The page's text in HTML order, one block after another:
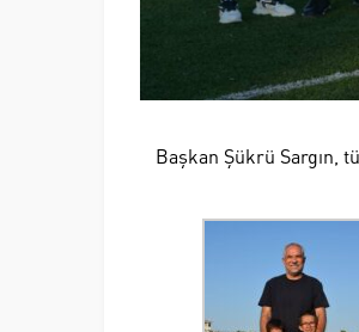
Başkan Şükrü Sargın,